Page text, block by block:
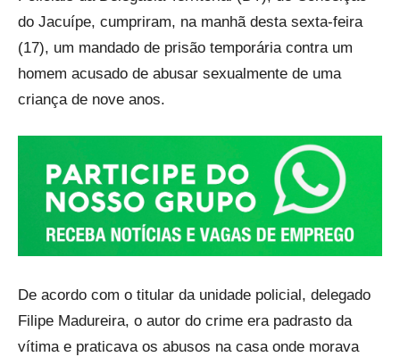
do Jacuípe, cumpriram, na manhã desta sexta-feira
(17), um mandado de prisão temporária contra um
homem acusado de abusar sexualmente de uma
criança de nove anos.
De acordo com o titular da unidade policial, delegado
Filipe Madureira, o autor do crime era padrasto da
vítima e praticava os abusos na casa onde morava